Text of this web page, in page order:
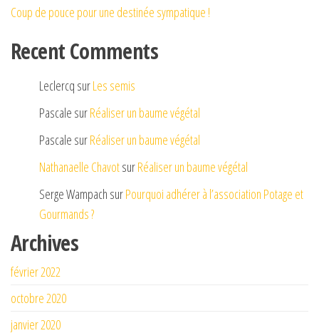
Coup de pouce pour une destinée sympatique !
Recent Comments
Leclercq surLes semis
Pascale surRéaliser un baume végétal
Pascale surRéaliser un baume végétal
Nathanaelle ChavotsurRéaliser un baume végétal
Serge Wampach surPourquoi adhérer à l’association Potage et
Gourmands ?
Archives
février 2022
octobre 2020
janvier 2020